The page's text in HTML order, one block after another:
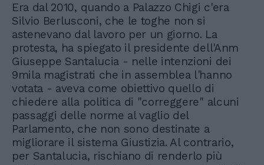
Era dal 2010, quando a Palazzo Chigi c'era
Silvio Berlusconi, che le toghe non si
astenevano dal lavoro per un giorno. La
protesta, ha spiegato il presidente dell'Anm
Giuseppe Santalucia - nelle intenzioni dei
9mila magistrati che in assemblea l'hanno
votata - aveva come obiettivo quello di
chiedere alla politica di "correggere" alcuni
passaggi delle norme al vaglio del
Parlamento, che non sono destinate a
migliorare il sistema Giustizia. Al contrario,
per Santalucia, rischiano di renderlo più